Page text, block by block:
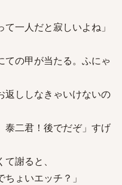
一人だと寂しいよね」
ての甲が当たる。ふにゃ
返ししなきゃいけないの
泰二君！後でだぞ」すげ
謝ると、
ょいエッチ？」